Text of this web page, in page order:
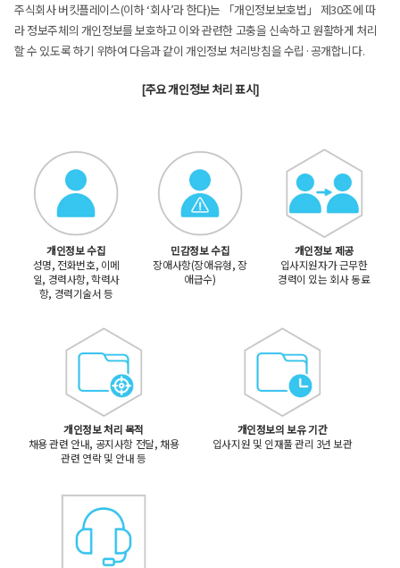
주식회사 버킷플레이스(이하 ‘회사’라 한다)는 「개인정보보호법」 제30조에 따
라 정보주체의 개인정보를 보호하고 이와 관련한 고충을 신속하고 원활하게 처리
할 수 있도록 하기 위하여 다음과 같이 개인정보 처리방침을 수립·공개합니다.
[주요 개인정보 처리 표시]
개인정보 수집
성명, 전화번호, 이메
일, 경력사항, 학력사
항, 경력기술서 등
민감정보 수집
장애사항(장애유형, 장
애급수)
개인정보 제공
입사지원자가 근무한
경력이 있는 회사 동료
개인정보 처리 목적
채용 관련 안내, 공지사항 전달, 채용
관련 연락 및 안내 등
개인정보의 보유 기간
입사지원 및 인재풀 관리 3년 보관